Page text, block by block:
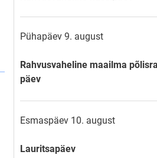
Pühapäev 9. august
Rahvusvaheline maailma
päev
Esmaspäev 10. august
Lauritsapäev